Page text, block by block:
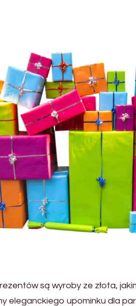
są wyroby ze złota,
eleganckiego upominku dla